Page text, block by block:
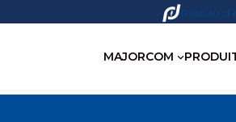
Réseau
MAJORCOM